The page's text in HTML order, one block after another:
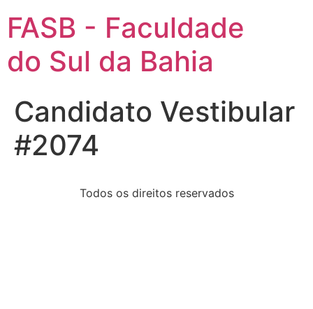
FASB - Faculdade
do Sul da Bahia
Candidato Vestibular
#2074
Todos os direitos reservados